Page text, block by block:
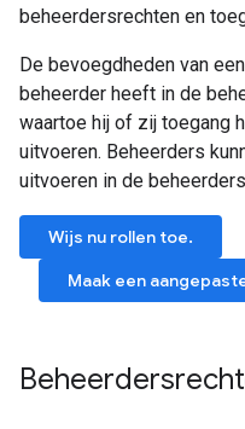
beheerdersrechten en
De bevoegdheden van
beheerder heeft in de
waartoe hij of zij toegang
uitvoeren. Beheerders
uitvoeren in de
Wijs nu rollen toe.
Maak een